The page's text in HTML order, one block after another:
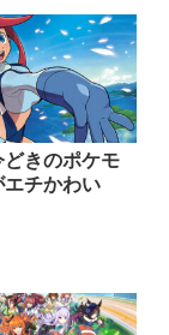
どきのポケモ
エチかわい